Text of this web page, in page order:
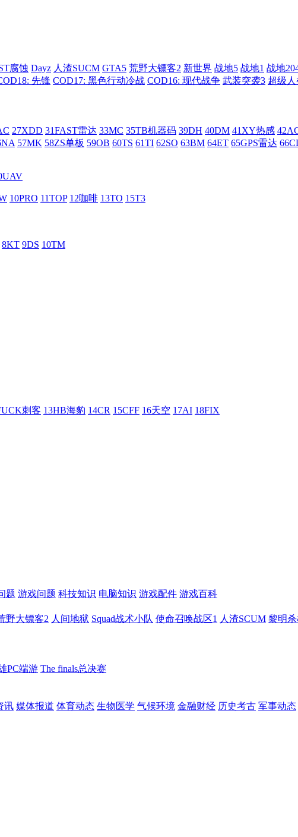
腐蚀 Dayz 人渣SUCM GTA5 荒野大镖客2 新世界 战地5 战地1 战地
先锋 COD17: 黑色行动冷战 COD16: 现代战争 武装突袭3 超级
27XDD 31FAST雷达 33MC 35TB机器码 39DH 40DM 41XY热感
57MK 58ZS单板 59OB 60TS 61TI 62SO 63BM 64ET 65GPS雷达
10PRO 11TOP 12咖啡 13TO 15T3
8KT 9DS 10TM
刺客 13HB海豹 14CR 15CFF 16天空 17AI 18FIX
题 游戏问题 科技知识 电脑知识 游戏配件 游戏百科
野大镖客2 人间地狱 Squad战术小队 使命召唤战区1 人渣SCUM 黎明
PC端游 The finals总决赛
讯 媒体报道 体育动态 生物医学 气候环境 金融财经 历史考古 军事动态